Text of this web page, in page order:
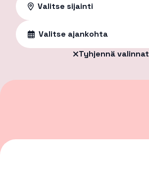
Valitse sijainti
Valitse ajankohta
Tyhjennä valinnat